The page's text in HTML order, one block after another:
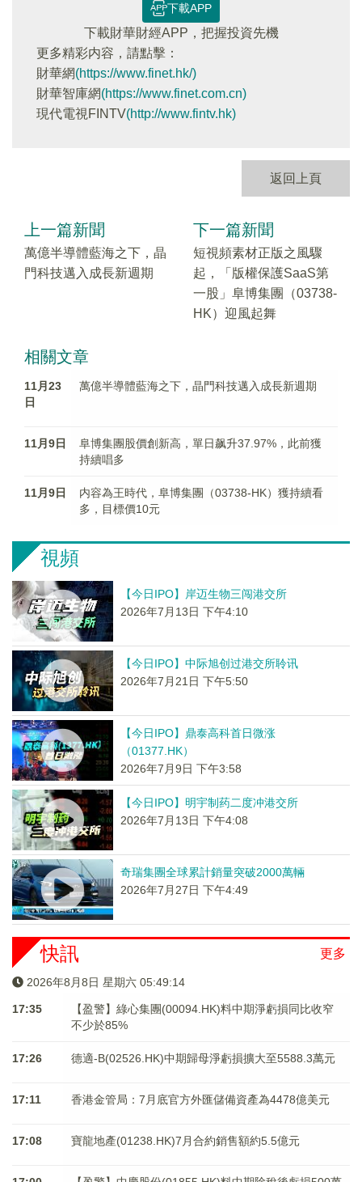
下載APP
下載財華財經APP，把握投資先機
更多精彩内容，請點擊：
財華網(https://www.finet.hk/)
財華智庫網(https://www.finet.com.cn)
現代電視FINTV(http://www.fintv.hk)
返回上頁
上一篇新聞
萬億半導體藍海之下，晶
門科技邁入成長新週期
下一篇新聞
短視頻素材正版之風驟
起，「版權保護SaaS第
一股」阜博集團（03738-
HK）迎風起舞
相關文章
11月23
日
萬億半導體藍海之下，晶門科技邁入成長新週期
11月9日
阜博集團股價創新高，單日飙升37.97%，此前獲
持續唱多
11月9日
内容為王時代，阜博集團（03738-HK）獲持續看
多，目標價10元
視頻
【今日IPO】岸迈生物三闯港交所
2026年7月13日 下午4:10
【今日IPO】中际旭创过港交所聆讯
2026年7月21日 下午5:50
【今日IPO】鼎泰高科首日微涨
（01377.HK）
2026年7月9日 下午3:58
【今日IPO】明宇制药二度冲港交所
2026年7月13日 下午4:08
奇瑞集團全球累計銷量突破2000萬輛
2026年7月27日 下午4:49
更多
快訊
2026年8月8日 星期六 05:49:15
17:35
【盈警】綠心集團(00094.HK)料中期淨虧損同比收窄
不少於85%
17:26 德適-B(02526.HK)中期歸母淨虧損擴大至5588.3萬元
17:11 香港金管局：7月底官方外匯儲備資產為4478億美元
17:08 寶龍地產(01238.HK)7月合約銷售額約5.5億元